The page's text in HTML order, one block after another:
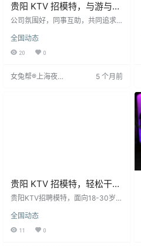
贵阳 KTV 招模特，与游与应
酬出差赚大钱
公司氛围好，同事互助，共同追求
无需复杂技能，参与多元工作场景
即可稳定赚高薪、攒大钱，并拓宽
全国动态
20 0
女兔帮®上海夜场
5 个月前
贵阳 KTV 招模特，轻松干好
赚钱＋包机票包住宿
贵阳KTV招聘模特，面向18-30岁女
门槛低。工作轻松，主要促销酒
水、活跃气氛，客户层次高，易上
全国动态
11 0